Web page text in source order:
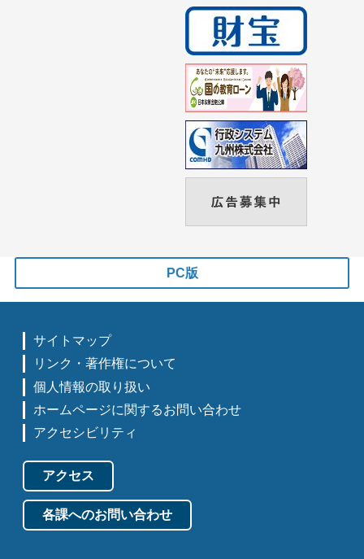
PC版
サイトマップ
リンク・著作権について
個人情報の取り扱い
ホームページに関するお問い合わせ
アクセシビリティ
アクセス
各課へのお問い合わせ